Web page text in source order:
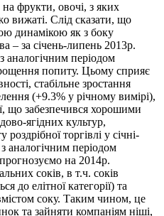
фрукти, овочі, з яких
вижаті. Слід сказати, що
динамікою як з боку
– за січень-липень 2013р.
аналогічним періодом
попиту. Цьому сприяє
стабільне зростання
(+9.3% у річному вимірі),
що забезпечився хорошими
ягідних культур,
торгівлі у січні-
аналогічним періодом
на 2014р.
соків, в т.ч. соків
до елітної категорії) та
соку. Таким чином, це
та зайняти компаніям ніші,